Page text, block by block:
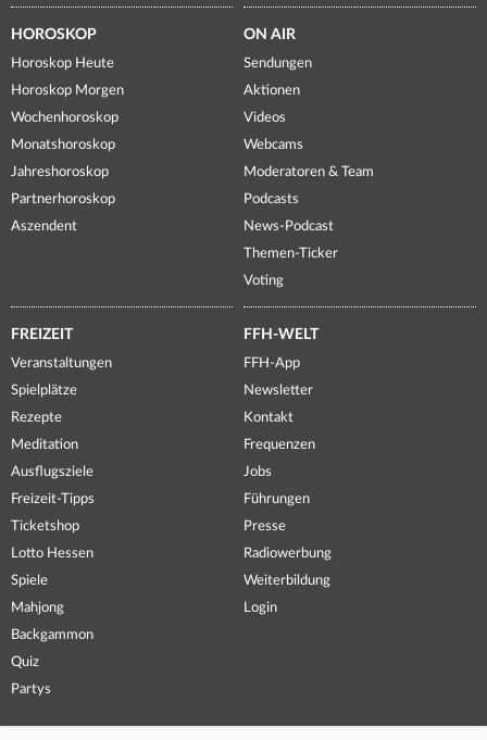
HOROSKOP
Horoskop Heute
Horoskop Morgen
Wochenhoroskop
Monatshoroskop
Jahreshoroskop
Partnerhoroskop
Aszendent
ON AIR
Sendungen
Aktionen
Videos
Webcams
Moderatoren & Team
Podcasts
News-Podcast
Themen-Ticker
Voting
FREIZEIT
Veranstaltungen
Spielplätze
Rezepte
Meditation
Ausflugsziele
Freizeit-Tipps
Ticketshop
Lotto Hessen
Spiele
Mahjong
Backgammon
Quiz
Partys
FFH-WELT
FFH-App
Newsletter
Kontakt
Frequenzen
Jobs
Führungen
Presse
Radiowerbung
Weiterbildung
Login